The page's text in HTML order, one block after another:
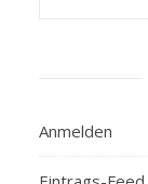
Anmelden